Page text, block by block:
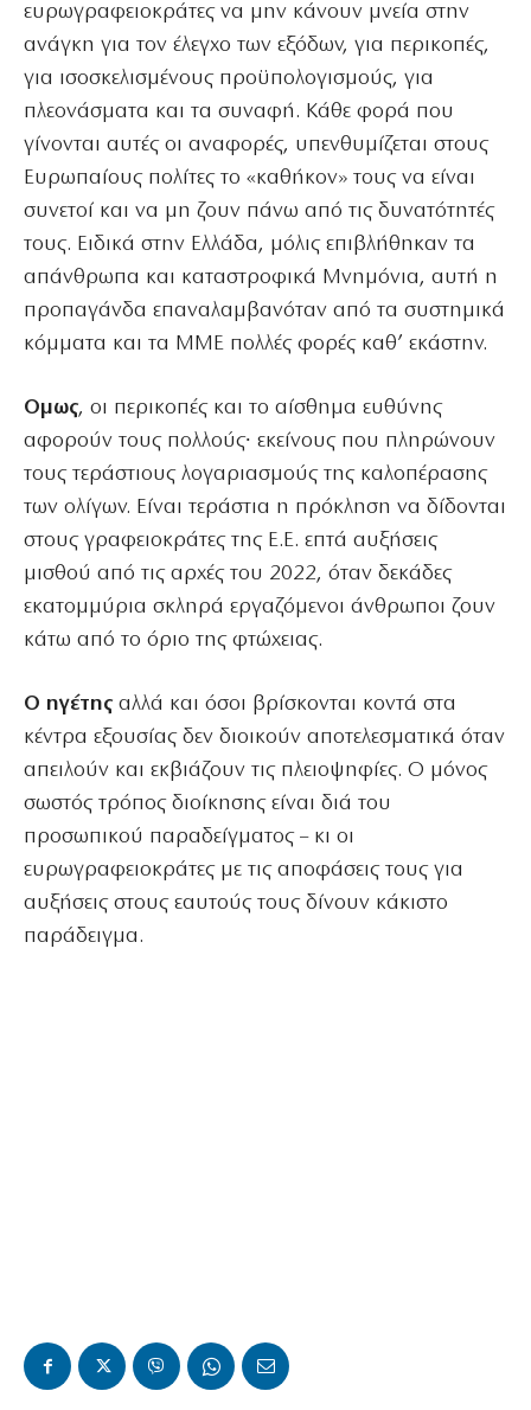
ευρωγραφειοκράτες να μην κάνουν μνεία στην
ανάγκη για τον έλεγχο των εξόδων, για περικοπές,
για ισοσκελισμένους προϋπολογισμούς, για
πλεονάσματα και τα συναφή. Κάθε φορά που
γίνονται αυτές οι αναφορές, υπενθυμίζεται στους
Ευρωπαίους πολίτες το «καθήκον» τους να είναι
συνετοί και να μη ζουν πάνω από τις δυνατότητές
τους. Ειδικά στην Ελλάδα, μόλις επιβλήθηκαν τα
απάνθρωπα και καταστροφικά Μνημόνια, αυτή η
προπαγάνδα επαναλαμβανόταν από τα συστημικά
κόμματα και τα ΜΜΕ πολλές φορές καθ’ εκάστην.
Ομως, οι περικοπές και το αίσθημα ευθύνης
αφορούν τους πολλούς∙ εκείνους που πληρώνουν
τους τεράστιους λογαριασμούς της καλοπέρασης
των ολίγων. Είναι τεράστια η πρόκληση να δίδονται
στους γραφειοκράτες της Ε.Ε. επτά αυξήσεις
μισθού από τις αρχές του 2022, όταν δεκάδες
εκατομμύρια σκληρά εργαζόμενοι άνθρωποι ζουν
κάτω από το όριο της φτώχειας.
Ο ηγέτης αλλά και όσοι βρίσκονται κοντά στα
κέντρα εξουσίας δεν διοικούν αποτελεσματικά όταν
απειλούν και εκβιάζουν τις πλειοψηφίες. Ο μόνος
σωστός τρόπος διοίκησης είναι διά του
προσωπικού παραδείγματος – κι οι
ευρωγραφειοκράτες με τις αποφάσεις τους για
αυξήσεις στους εαυτούς τους δίνουν κάκιστο
παράδειγμα.